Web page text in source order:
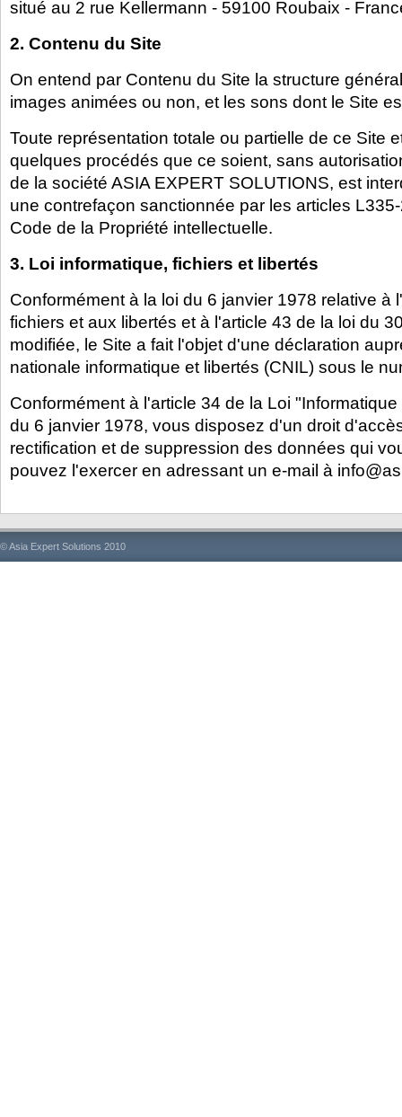
situé au 2 rue Kellermann - 59100 Roubaix -
2. Contenu du Site
On entend par Contenu du Site la structure
images animées ou non, et les sons dont le Site
Toute représentation totale ou partielle de ce Site
quelques procédés que ce soient, sans
de la société ASIA EXPERT SOLUTIONS, est
une contrefaçon sanctionnée par les articles
Code de la Propriété intellectuelle.
3. Loi informatique, fichiers et libertés
Conformément à la loi du 6 janvier 1978 relative à
fichiers et aux libertés et à l'article 43 de la loi du
modifiée, le Site a fait l'objet d'une déclaration
nationale informatique et libertés (CNIL) sous le
Conformément à l'article 34 de la Loi
du 6 janvier 1978, vous disposez d'un droit
rectification et de suppression des données qui
pouvez l'exercer en adressant un e-mail à
© Asia Expert Solutions 2010